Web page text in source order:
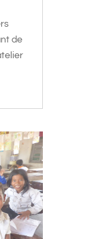
de